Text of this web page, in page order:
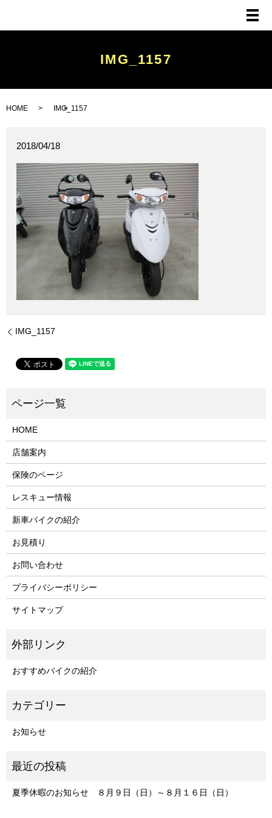
メ
IMG_1157
HOME IMG_1157
2018/04/18
IMG_1157
HOME
店舗案内
保険のページ
レスキュー情報
新車バイクの紹介
お見積り
お問い合わせ
プライバシーポリシー
サイトマップ
おすすめバイクの紹介
お知らせ
夏季休暇のお知らせ ８月９日（日）～８月１６日（日）